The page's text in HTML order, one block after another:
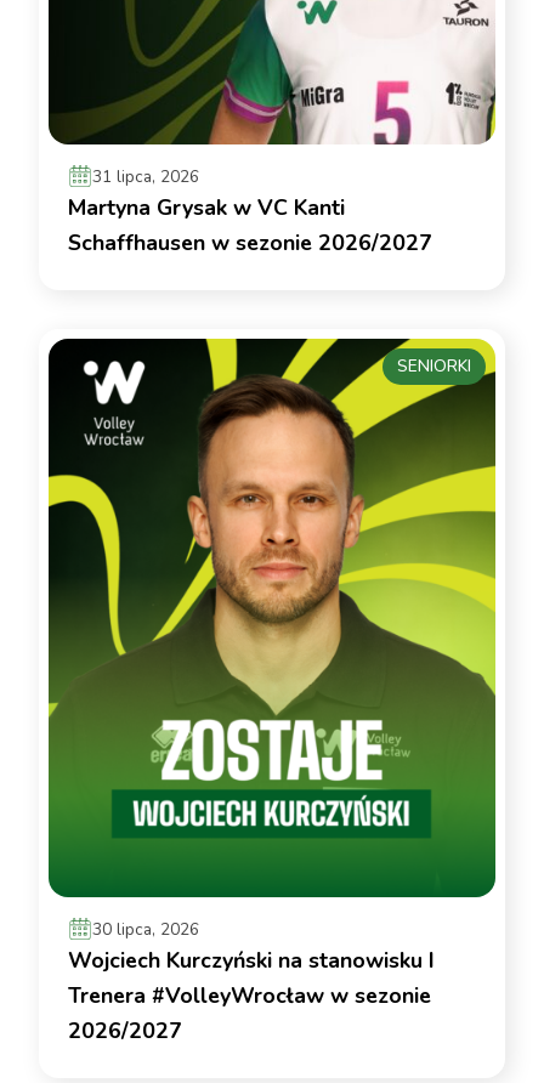
31 lipca, 2026
Martyna Grysak w VC Kanti
Schaffhausen w sezonie 2026/2027
30 lipca, 2026
Wojciech Kurczyński na stanowisku I
Trenera #VolleyWrocław w sezonie
2026/2027
SENIORKI